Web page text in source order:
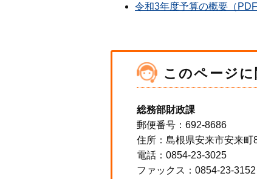
令和3年度予算の概要（PDF
このページ
総務部財政課
郵便番号：692-8686
住所：島根県安来市安来町
電話：0854-23-3025
ファックス：0854-23-3152